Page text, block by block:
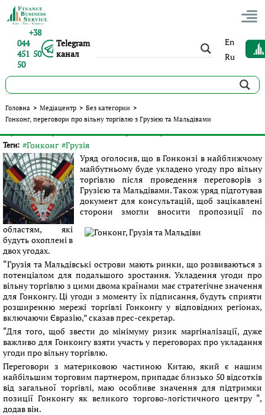
+38
044
451 50
50
Telegram
канал
En
Ru
Головна > Медіацентр > Без категории >
Гонконг, переговори про вільну торгівлю з Грузією та Мальдівами
Гонконг, переговори про вільну торгівлю з Грузією та
Мальдівами
Опубліковано: Сергій Панов | 11.05.2016 | Без категории
Теги: #Гонконг #Грузія
Уряд оголосив, що в Гонконзі в найближчому
майбутньому буде укладено угоду про вільну
торгівлю після проведення переговорів з
Грузією та Мальдівами. Також уряд підготував
документ для консультацій, щоб зацікавлені
сторони змогли вносити пропозиції по
областям, які
будуть охоплені в
двох угодах.
“Грузія та Мальдівські острови мають ринки, що розвиваються з
потенціалом для подальшого зростання. Укладення угоди про
вільну торгівлю з цими двома країнами має стратегічне значення
для Гонконгу. Ці угоди з моменту їх підписання, будуть сприяти
розширенню мережі торгівлі Гонконгу у відповідних регіонах,
включаючи Євразію,” сказав прес-секретар.
“Для того, щоб звести до мінімуму ризик маргіналізації, дуже
важливо для Гонконгу взяти участь у переговорах про укладання
угоди про вільну торгівлю.
Переговори з материковою частиною Китаю, який є нашим
найбільшим торговим партнером, припадає близько 50 відсотків
від загальної торгівлі, маю особливе значення для підтримки
позиції Гонконгу як великого торгово-логістичного центру “,
додав він.